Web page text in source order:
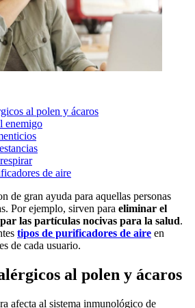
al polen y ácaros
enemigo
de aire
de gran ayuda para aquellas personas
Por ejemplo, sirven para eliminar el
las partículas nocivas para la salud.
tipos de purificadores de aire en
de cada usuario.
al polen y ácaros
afecta al sistema inmunológico de